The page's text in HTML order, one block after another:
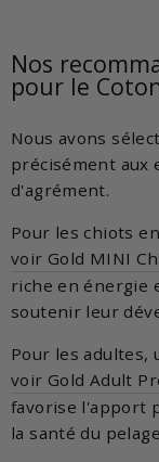
Nos
pour le
Nous avons
précisément aux
d'agrément.
Pour les chiots
voir Gold MINI
riche en énergie
soutenir leur
Pour les adultes,
voir Gold Adult
favorise l'apport
la santé du